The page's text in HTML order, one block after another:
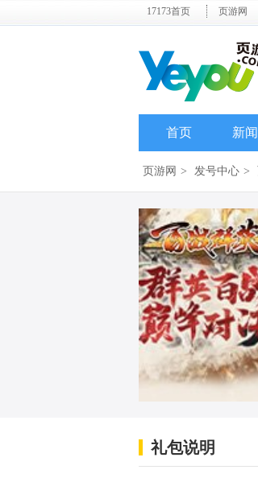
17173首页 页游网
首页 新闻
页游网 > 发号中心 >
礼包说明